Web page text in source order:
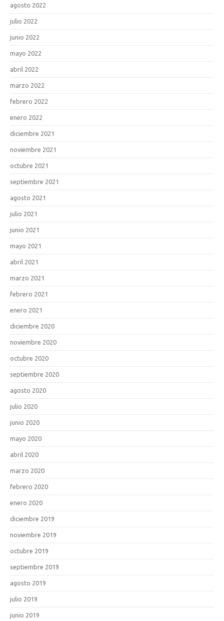
agosto 2022
julio 2022
junio 2022
mayo 2022
abril 2022
marzo 2022
febrero 2022
enero 2022
diciembre 2021
noviembre 2021
octubre 2021
septiembre 2021
agosto 2021
julio 2021
junio 2021
mayo 2021
abril 2021
marzo 2021
febrero 2021
enero 2021
diciembre 2020
noviembre 2020
octubre 2020
septiembre 2020
agosto 2020
julio 2020
junio 2020
mayo 2020
abril 2020
marzo 2020
febrero 2020
enero 2020
diciembre 2019
noviembre 2019
octubre 2019
septiembre 2019
agosto 2019
julio 2019
junio 2019